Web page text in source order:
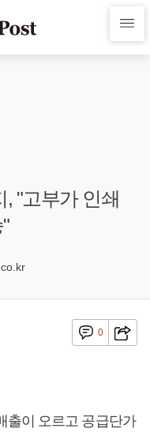
"고부가 인쇄
0
출이 오르고 공급단가